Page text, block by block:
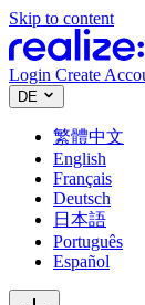
Skip to content
Login Create
DE
繁體中文
English
Français
Deutsch
日本語
Português
Español